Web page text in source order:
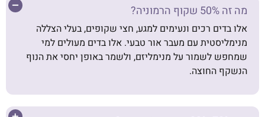
מה זה 50% שקוף הרמוניה?
אלו בדים רכים ונעימים למגע, חצי שקופים, בעלי הצללה
מנימליסטית עם מעבר אור טבעי. אלו בדים מעולים למי
שמחפש לשמור על מנימליזם, ולשמר באופן יחסי את הנוף
הנשקף החוצה.